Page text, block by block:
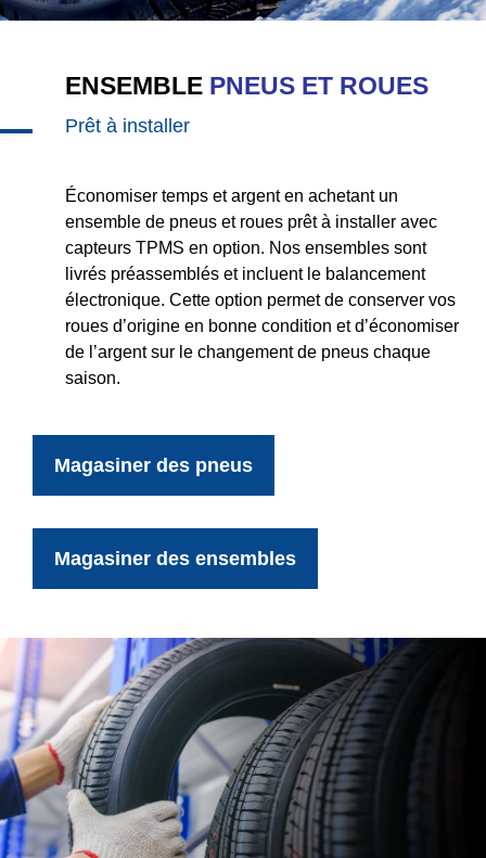
ENSEMBLE PNEUS ET ROUES
Prêt à installer
Économiser temps et argent en achetant un
ensemble de pneus et roues prêt à installer avec
capteurs TPMS en option. Nos ensembles sont
livrés préassemblés et incluent le balancement
électronique. Cette option permet de conserver vos
roues d’origine en bonne condition et d’économiser
de l’argent sur le changement de pneus chaque
saison.
Magasiner des pneus
Magasiner des ensembles